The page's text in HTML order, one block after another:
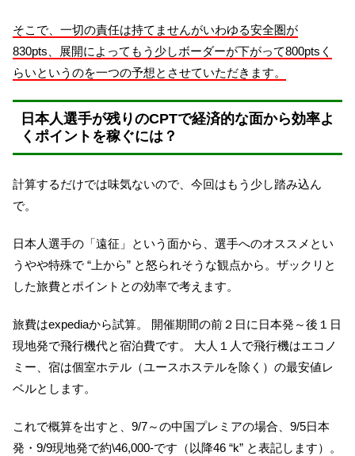
そこで、一切の責任は持てませんがいわゆる安全圏が
830pts、展開によってもう少しボーダーが下がって800ptsく
らいというのを一つの予想とさせていただきます。
日本人選手が残りのCPTで経済的な面から効率よ
くポイントを稼ぐには？
計算するだけでは味気ないので、今回はもう少し踏み込ん
で。
日本人選手の「遠征」という面から、選手へのオススメとい
うやや特殊で “上から” と怒られそうな観点から。ザックリと
した旅費とポイントとの効率で考えます。
旅費はexpediaから試算。 開催期間の前２日に日本発～後１日
現地発で飛行機代と宿泊費です。 大人１人で飛行機はエコノ
ミー、宿は個室ホテル（ユースホステルを除く）の最安値レ
ベルとします。
これで概算を出すと、9/7～の中国プレミアの場合、9/5日本
発・9/9現地発で約\46,000-です（以降46 “k” と表記します）。